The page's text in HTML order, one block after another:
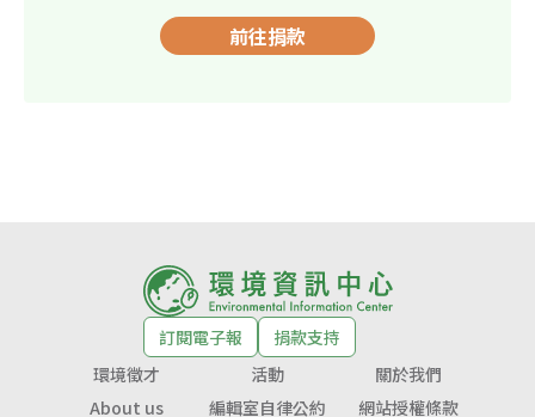
前往捐款
訂閱電子報
捐款支持
環境徵才
活動
關於我們
About us
編輯室自律公約 網站授權條款